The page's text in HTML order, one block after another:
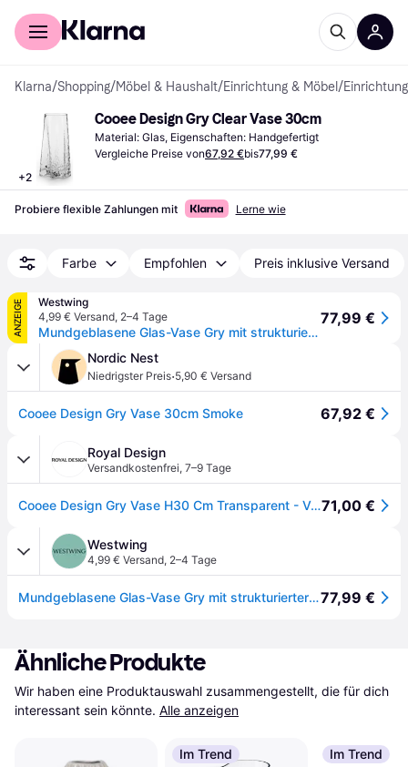
Für Shopper
Klarna/Shopping/Möbel & Haushalt/Einrichtung & Möbel /
+2
Cooee Design Gry Clear Vase 30cm
Material: Glas, Eigenschaften: Handgefertigt
Vergleiche Preise von67,92 €bis77,99 €
Probiere flexible Zahlungen mit Lerne wie
Farbe Empfohlen Preis inklusive Versand
ANZEIGE
Westwing
4,99 € Versand, 2–4 Tage
Mundgeblasene Glas-Vase Gry mit strukturierter Oberfläche, H 30 cm
77,99 €
Nordic Nest
Niedrigster Preis·5,90 € Versand
Cooee Design Gry Vase 30cm Smoke 67,92 €
Royal Design
Versandkostenfrei, 7–9 Tage
Cooee Design Gry Vase H30 Cm Transparent - Vasen Mundgeblasenes Glas Klar - TH-05-01-CL71,00 €
Westwing
4,99 € Versand, 2–4 Tage
Mundgeblasene Glas-Vase Gry mit strukturierter Oberfläche, H 30 cm77,99 €
Ähnliche Produkte
Wir haben eine Produktauswahl zusammengestellt, die für dich
interessant sein könnte. Alle anzeigen
Im Trend Im Trend